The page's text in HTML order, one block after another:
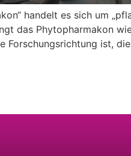
handelt es sich um
das Phytopharmakon
ist,